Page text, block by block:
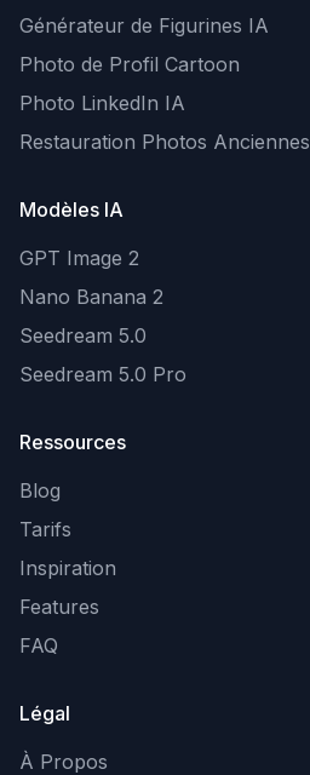
Générateur de Figurines IA
Photo de Profil Cartoon
Photo LinkedIn IA
Restauration Photos Anciennes
Modèles IA
GPT Image 2
Nano Banana 2
Seedream 5.0
Seedream 5.0 Pro
Ressources
Blog
Tarifs
Inspiration
Features
FAQ
Légal
À Propos